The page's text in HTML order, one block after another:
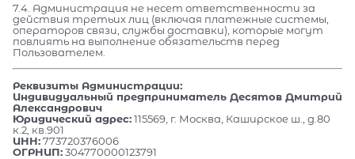
7.4. Администрация не несет ответственности за
действия третьих лиц (включая платежные системы,
операторов связи, службы доставки), которые могут
повлиять на выполнение обязательств перед
Пользователем.
Реквизиты Администрации:
Индивидуальный предприниматель Десятов Дмитрий
Александрович
Юридический адрес:115569, г. Москва, Каширское ш., д.80
к.2, кв.901
ИНН:773720376006
ОГРНИП:304770000123791